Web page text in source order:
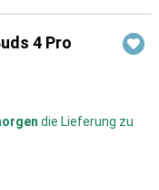
4 Pro
die Lieferung zu